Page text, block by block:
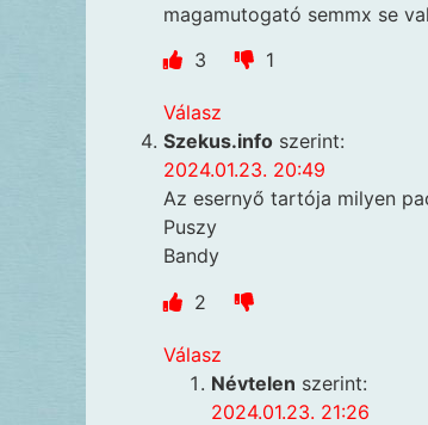
magamutogató semmx se
3
1
Válasz
Szekus.info szerint:
2024.01.23. 20:49
Az esernyő tartója milyen
Puszy
Bandy
2
Válasz
Névtelen szerint:
2024.01.23. 21:26